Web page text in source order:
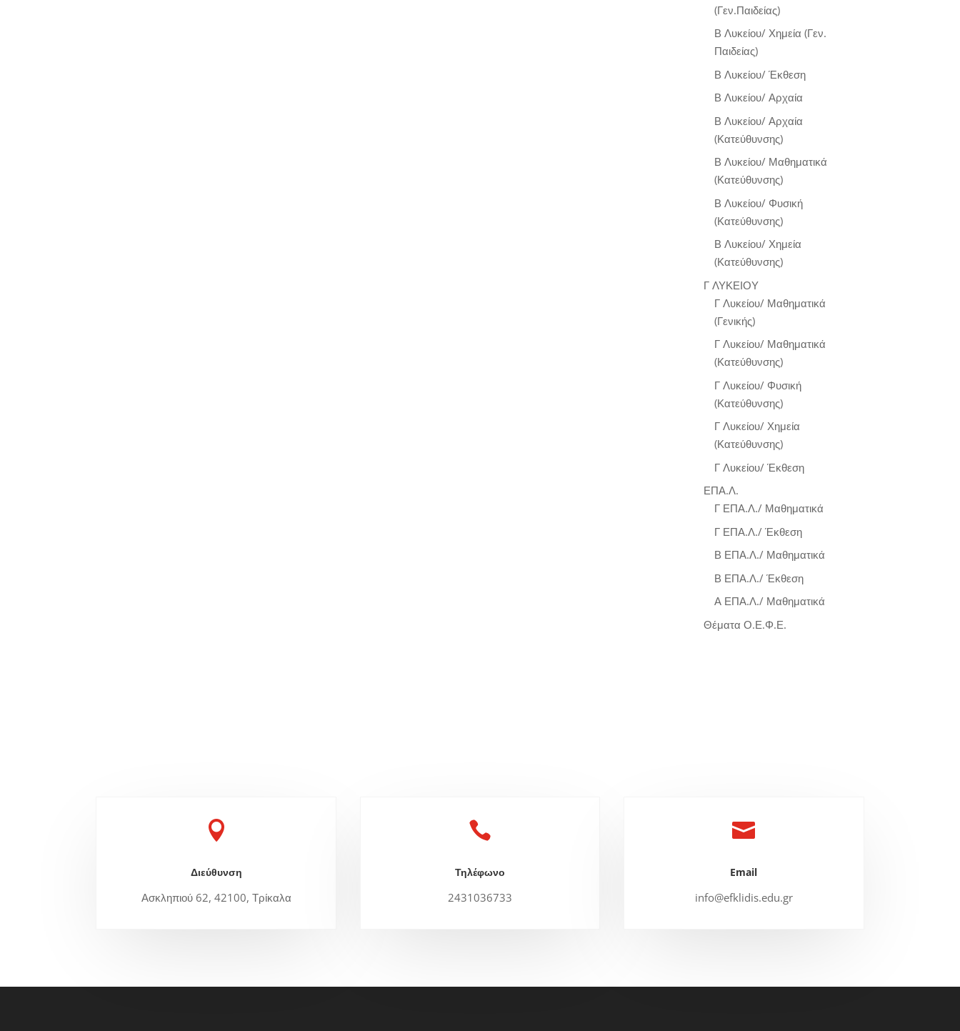
(Γεν.Παιδείας)
Β Λυκείου/ Χημεία (Γεν.
Παιδείας)
Β Λυκείου/ Έκθεση
Β Λυκείου/ Αρχαία
Β Λυκείου/ Αρχαία
(Κατεύθυνσης)
Β Λυκείου/ Μαθηματικά
(Κατεύθυνσης)
Β Λυκείου/ Φυσική
(Κατεύθυνσης)
Β Λυκείου/ Χημεία
(Κατεύθυνσης)
Γ ΛΥΚΕΙΟΥ
Γ Λυκείου/ Μαθηματικά
(Γενικής)
Γ Λυκείου/ Μαθηματικά
(Κατεύθυνσης)
Γ Λυκείου/ Φυσική
(Κατεύθυνσης)
Γ Λυκείου/ Χημεία
(Κατεύθυνσης)
Γ Λυκείου/ Έκθεση
ΕΠΑ.Λ.
Γ ΕΠΑ.Λ./ Μαθηματικά
Γ ΕΠΑ.Λ./ Έκθεση
Β ΕΠΑ.Λ./ Μαθηματικά
Β ΕΠΑ.Λ./ Έκθεση
Α ΕΠΑ.Λ./ Μαθηματικά
Θέματα Ο.Ε.Φ.Ε.

Διεύθυνση
Ασκληπιού 62, 42100, Τρίκαλα

Τηλέφωνο
2431036733

Email
info@efklidis.edu.gr